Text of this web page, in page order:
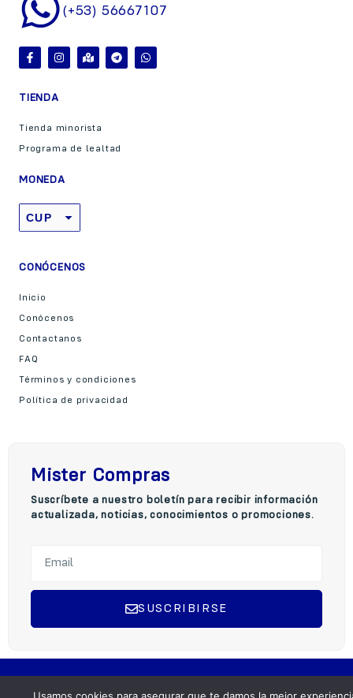
(+53) 56667107
TIENDA
Tienda minorista
Programa de lealtad
MONEDA
CUP
CONÓCENOS
Inicio
Conócenos
Contactanos
FAQ
Términos y condiciones
Política de privacidad
Mister Compras
Suscríbete a nuestro boletín para recibir información
actualizada, noticias, conocimientos o promociones.
SUSCRIBIRSE